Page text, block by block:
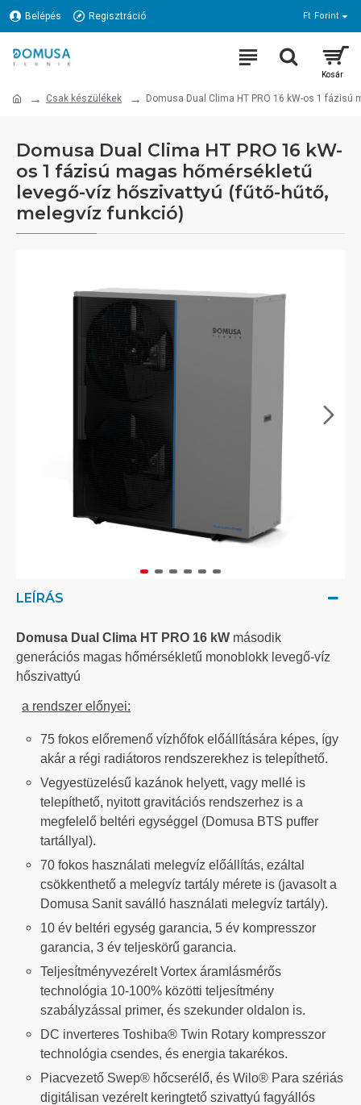
Belépés Regisztráció Ft Forint
Csak készülékek Domusa Dual Clima HT PRO 16 kW-os 1
Domusa Dual Clima HT PRO 16 kW-
os 1 fázisú magas hőmérsékletű
levegő-víz hőszivattyú (fűtő-hűtő,
melegvíz funkció)
LEÍRÁS
Domusa Dual Clima HT PRO 16 kW második
generációs magas hőmérsékletű monoblokk levegő-víz
hőszivattyú
a rendszer előnyei:
75 fokos előremenő vízhőfok előállítására képes, így
akár a régi radiátoros rendszerekhez is telepíthető.
Vegyestüzelésű kazánok helyett, vagy mellé is
telepíthető, nyitott gravitációs rendszerhez is a
megfelelő beltéri egységgel (Domusa BTS puffer
tartállyal).
70 fokos használati melegvíz előállítás, ezáltal
csökkenthető a melegvíz tartály mérete is (javasolt a
Domusa Sanit saválló használati melegvíz tartály).
10 év beltéri egység garancia, 5 év kompresszor
garancia, 3 év teljeskörű garancia.
Teljesítményvezérelt Vortex áramlásmérős
technológia 10-100% közötti teljesítmény
szabályzással primer, és szekunder oldalon is.
DC inverteres Toshiba® Twin Rotary kompresszor
technológia csendes, és energia takarékos.
Piacvezető Swep® hőcserélő, és Wilo® Para szériás
digitálisan vezérelt keringtető szivattyú fagyállós